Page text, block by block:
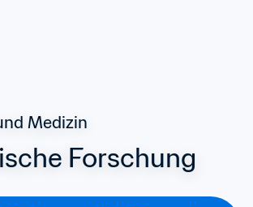
Medizin
Forschung